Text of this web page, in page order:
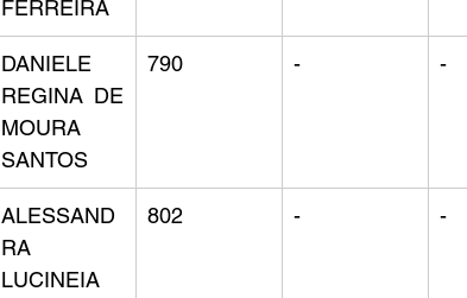
FERREIRA
DANIELE
REGINA DE
MOURA
SANTOS
790 - -
ALESSAND
RA
LUCINEIA
802 - -